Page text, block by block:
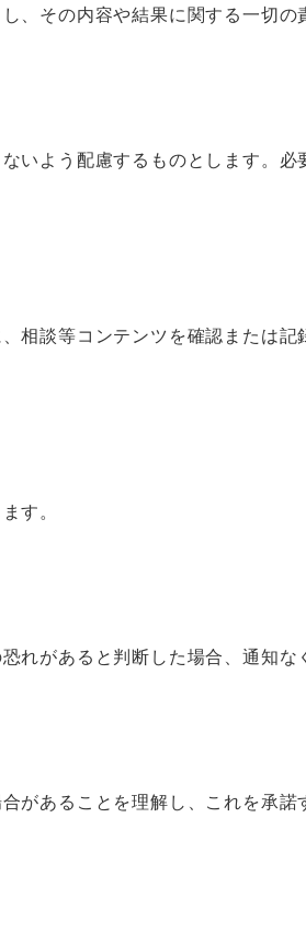
、その内容や結果に関する一切の
いよう配慮するものとします。
相談等コンテンツを確認または
す。
があると判断した場合、通知な
があることを理解し、これを承諾